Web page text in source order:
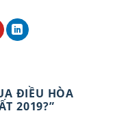
ĐIỀU HÒA
2019?”